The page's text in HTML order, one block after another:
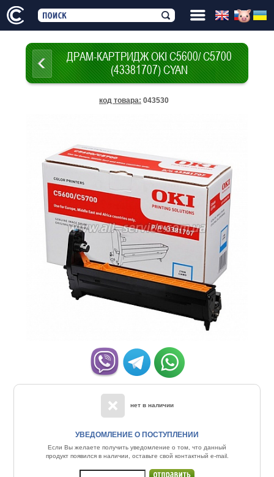
ДРАМ-КАРТРИДЖ OKI C5600/ C5700
(43381707) CYAN
код товара: 043530
нет в наличии
УВЕДОМЛЕНИЕ О ПОСТУПЛЕНИИ
Если Вы желаете получить уведомление о том, что данный
продукт появился в наличии, оставьте свой контактный e-mail.